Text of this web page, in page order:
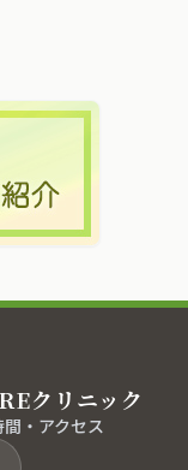
クリニック
・アクセス